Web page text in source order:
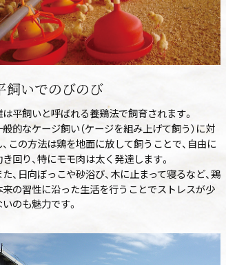
飼いでのびのび
は平飼いと呼ばれる養鶏法で飼育されます。
的なケージ飼い（ケージを組み上げて飼う）に対
、この方法は鶏を地面に放して飼うことで、自由に
き回り、特にモモ肉は太く発達します。
た、日向ぼっこや砂浴び、木に止まって寝るなど、鶏
来の習性に沿った生活を行うことでストレスが少
いのも魅力です。